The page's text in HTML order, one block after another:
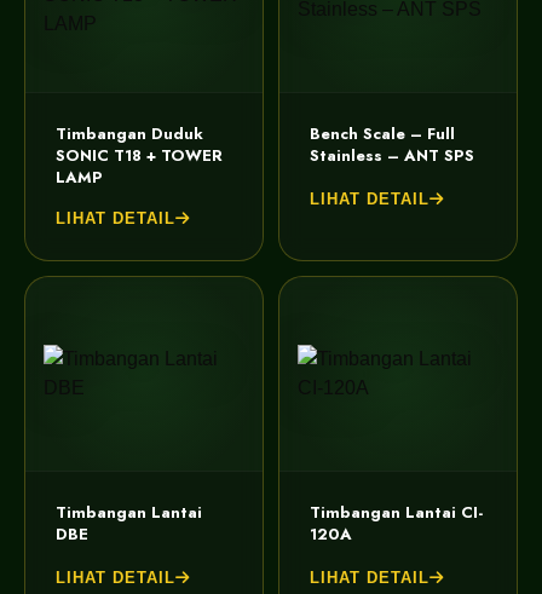
Timbangan Duduk
SONIC T18 + TOWER
LAMP
LIHAT DETAIL
Bench Scale – Full
Stainless – ANT SPS
LIHAT DETAIL
Timbangan Lantai
DBE
LIHAT DETAIL
Timbangan Lantai CI-
120A
LIHAT DETAIL